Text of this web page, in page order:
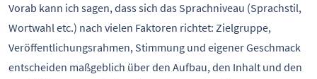
Vorab kann ich sagen, dass sich das Sprachniveau (Sprachstil,
Wortwahl etc.) nach vielen Faktoren richtet: Zielgruppe,
Veröffentlichungsrahmen, Stimmung und eigener Geschmack
entscheiden maßgeblich über den Aufbau, den Inhalt und den